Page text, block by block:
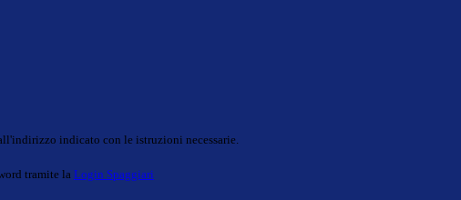
indicato con le istruzioni necessarie.
tramite la Login Spaggiari